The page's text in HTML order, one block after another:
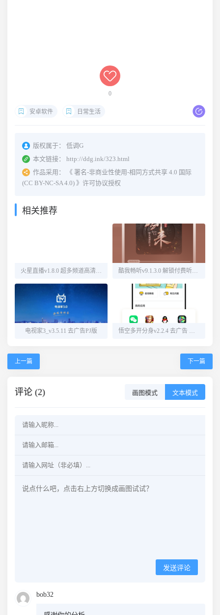
0
安卓软件 日常生活
版权属于：
低调G
本文链接：
http://ddg.ink/323.html
作品采用：
《 署名-非商业性使用-相同方式共享 4.0 国际
(CC BY-NC-SA 4.0) 》许可协议授权
相关推荐
火星直播v1.8.0 超多频道高清直播 酷我畅听v9.1.3.0 解锁付费听书源
电视家3_v3.5.11 去广告PJ版 悟空多开分身v2.2.4 去广告 解锁会员
上一篇 下一篇
评论 (2) 画图模式 文本模式
发送评论
bob32